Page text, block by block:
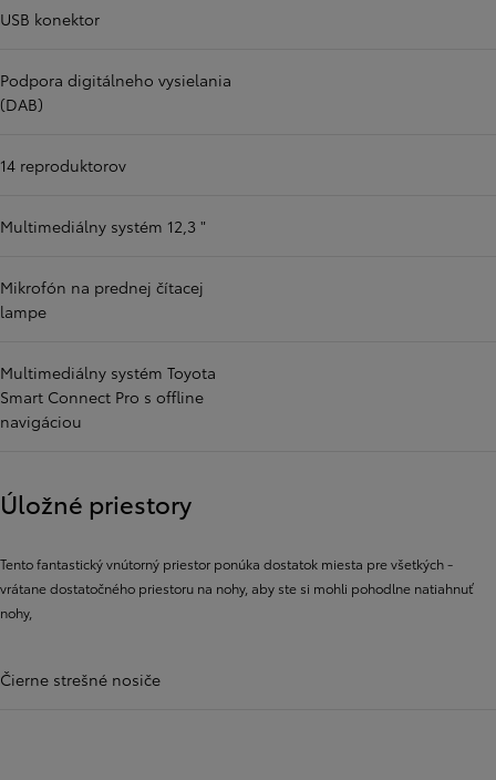
USB konektor
Podpora digitálneho vysielania
(DAB)
14 reproduktorov
Multimediálny systém 12,3 "
Mikrofón na prednej čítacej
lampe
Multimediálny systém Toyota
Smart Connect Pro s offline
navigáciou
Úložné priestory
Tento fantastický vnútorný priestor ponúka dostatok miesta pre všetkých -
vrátane dostatočného priestoru na nohy, aby ste si mohli pohodlne natiahnuť
nohy,
Čierne strešné nosiče